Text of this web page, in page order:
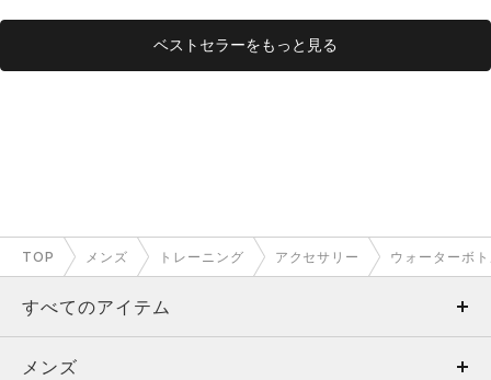
ベストセラーをもっと見る
TOP メンズ トレーニング アクセサリー ウォーターボ
すべてのアイテム
メンズ
メンズ